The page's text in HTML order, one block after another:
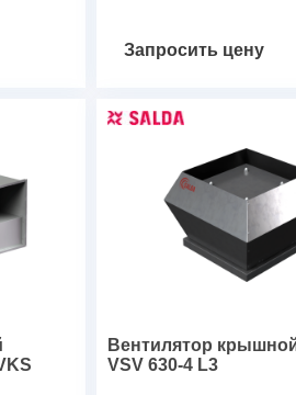
Запросить цену
Вентилятор
VSV 630-4 L3